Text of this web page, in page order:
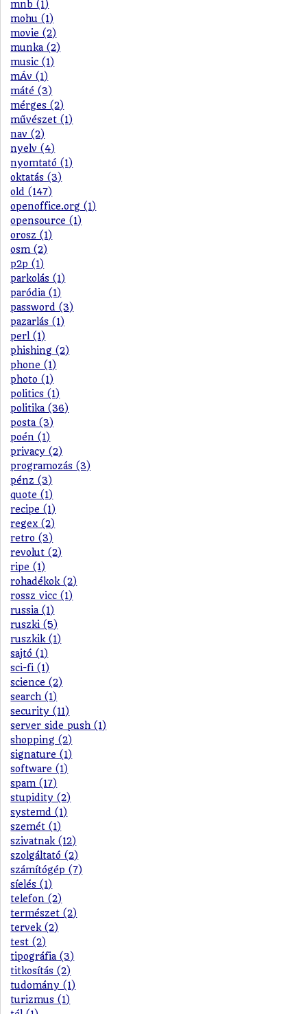
mnb (1)
mohu (1)
movie (2)
munka (2)
music (1)
mÁv (1)
máté (3)
mérges (2)
művészet (1)
nav (2)
nyelv (4)
nyomtató (1)
oktatás (3)
old (147)
openoffice.org (1)
opensource (1)
orosz (1)
osm (2)
p2p (1)
parkolás (1)
paródia (1)
password (3)
pazarlás (1)
perl (1)
phishing (2)
phone (1)
photo (1)
politics (1)
politika (36)
posta (3)
poén (1)
privacy (2)
programozás (3)
pénz (3)
quote (1)
recipe (1)
regex (2)
retro (3)
revolut (2)
ripe (1)
rohadékok (2)
rossz vicc (1)
russia (1)
ruszki (5)
ruszkik (1)
sajtó (1)
sci-fi (1)
science (2)
search (1)
security (11)
server side push (1)
shopping (2)
signature (1)
software (1)
spam (17)
stupidity (2)
systemd (1)
szemét (1)
szivatnak (12)
szolgáltató (2)
számítógép (7)
síelés (1)
telefon (2)
természet (2)
tervek (2)
test (2)
tipográfia (3)
titkosítás (2)
tudomány (1)
turizmus (1)